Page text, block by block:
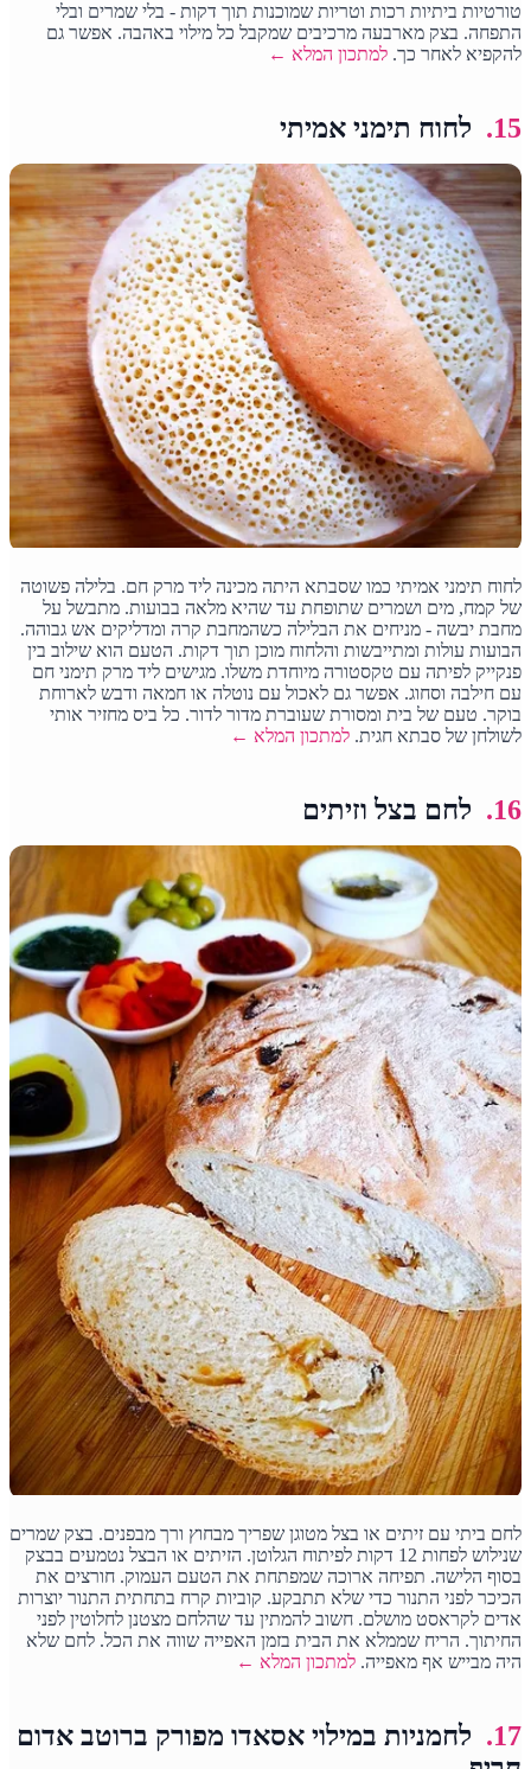
טורטיות ביתיות רכות וטריות שמוכנות תוך דקות - בלי שמרים ובלי
התפחה. בצק מארבעה מרכיבים שמקבל כל מילוי באהבה. אפשר גם
להקפיא לאחר כך.למתכון המלא ←
15. לחוח תימני אמיתי
לחוח תימני אמיתי כמו שסבתא היתה מכינה ליד מרק חם. בלילה פשוטה
של קמח, מים ושמרים שתופחת עד שהיא מלאה בבועות. מתבשל על
מחבת יבשה - מניחים את הבלילה כשהמחבת קרה ומדליקים אש גבוהה.
הבועות עולות ומתייבשות והלחוח מוכן תוך דקות. הטעם הוא שילוב בין
פנקייק לפיתה עם טקסטורה מיוחדת משלו. מגישים ליד מרק תימני חם
עם חילבה וסחוג. אפשר גם לאכול עם נוטלה או חמאה ודבש לארוחת
בוקר. טעם של בית ומסורת שעוברת מדור לדור. כל ביס מחזיר אותי
לשולחן של סבתא חגית.למתכון המלא ←
16. לחם בצל וזיתים
לחם ביתי עם זיתים או בצל מטוגן שפריך מבחוץ ורך מבפנים. בצק שמרים
שנילוש לפחות 12 דקות לפיתוח הגלוטן. הזיתים או הבצל נטמעים בבצק
בסוף הלישה. תפיחה ארוכה שמפתחת את הטעם העמוק. חורצים את
הכיכר לפני התנור כדי שלא תתבקע. קוביות קרח בתחתית התנור יוצרות
אדים לקראסט מושלם. חשוב להמתין עד שהלחם מצטנן לחלוטין לפני
החיתוך. הריח שממלא את הבית בזמן האפייה שווה את הכל. לחם שלא
היה מבייש אף מאפייה.למתכון המלא ←
17.
לחמניות במילוי אסאדו מפורק ברוטב אדום